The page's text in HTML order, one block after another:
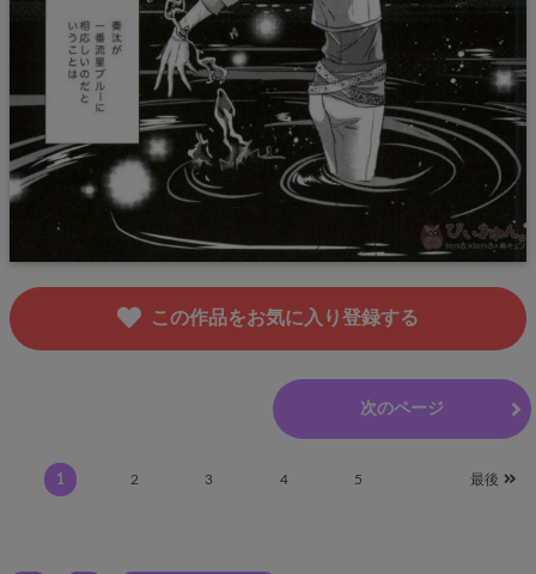
この作品をお気に入り登録する
次のページ
1 2 3 4 5 最後